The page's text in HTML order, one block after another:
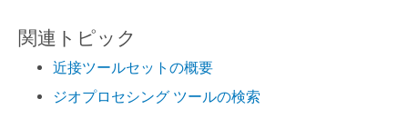
関連トピック
近接ツールセットの概要
ジオプロセシング ツールの検索